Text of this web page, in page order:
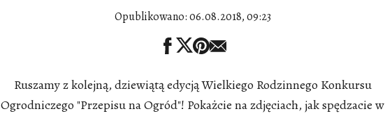
Opublikowano:06.08.2018, 09:23
Ruszamy z kolejną, dziewiątą edycją Wielkiego Rodzinnego Konkursu
Ogrodniczego "Przepisu na Ogród"! Pokażcie na zdjęciach, jak spędzacie w